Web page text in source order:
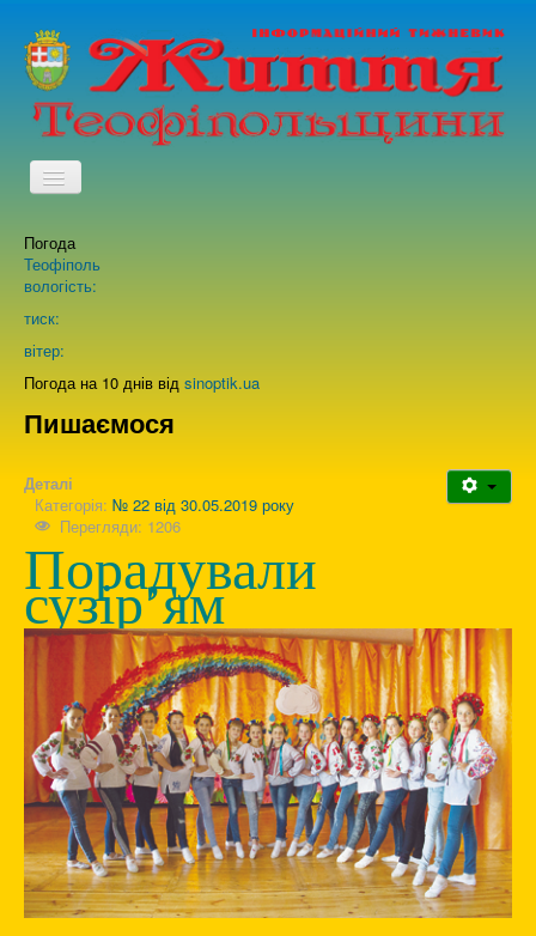
TPL_PROTOSTAR_TOGGLE_MENU
Про нас
Погода
Теофіполь
вологість:
тиск:
вітер:
Погода на 10 днів від sinoptik.ua
Пишаємося
Деталі
Категорія: № 22 від 30.05.2019 року
Перегляди: 1206
Порадували
сузір’ям